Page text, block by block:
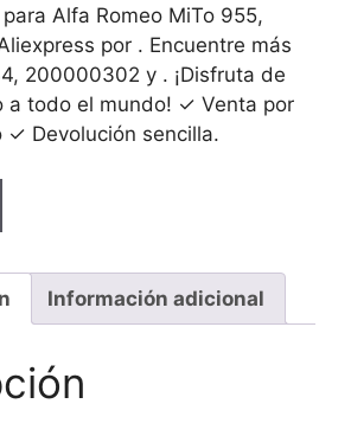
95.69€.Alfa Romeo MiTo 955,
por . Encuentre más
200000302 y . ¡Disfruta de
a todo el mundo! ✓ Venta por
✓ Devolución sencilla.
Información adicional